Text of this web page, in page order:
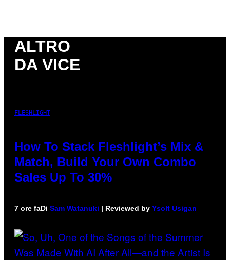
ALTRO
DA VICE
FLESHLIGHT
How To Stack Fleshlight’s Mix &
Match, Build Your Own Combo
Sales Up To 30%
7 ore faDi Sam Watanuki | Reviewed by Ysolt Usigan